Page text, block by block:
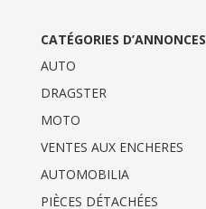
CATÉGORIES D’ANNONCES
AUTO
DRAGSTER
MOTO
VENTES AUX ENCHERES
AUTOMOBILIA
PIÈCES DÉTACHÉES